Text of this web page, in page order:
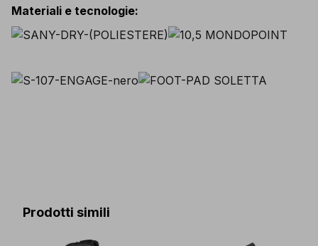
Materiali e tecnologie:
Prodotti simili